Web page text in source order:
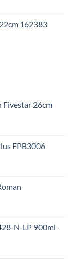
162383
Fivestar 26cm
FPB3006
₫.
N-LP 900ml -